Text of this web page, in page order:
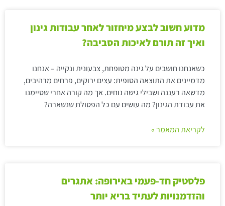
מדוע חשוב לבצע מיחזור לאחר עבודות גינון
ואיך זה תורם לאיכות הסביבה?
כשאנחנו חושבים על גינה מטופחת, צבעונית ונקייה – אנחנו
מדמיינים את התוצאה הסופית: עצים ירוקים, פרחים מרהיבים,
מדשאה רעננה ושבילי גישה נוחים. אך מה קורה אחרי שסיימנו
את עבודת הגינון? מה עושים עם כל הפסולת שנשארה?
לקריאת המאמר »
פלסטיק חד-פעמי באירופה: אתגרים
והזדמנויות לעתיד בריא יותר